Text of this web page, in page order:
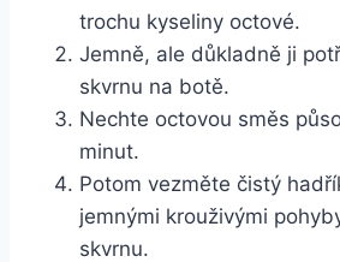
trochu kyseliny octové.
Jemně, ale důkladně ji
skvrnu na botě.
Nechte octovou směs
minut.
Potom​ vezměte čistý
jemnými krouživými
skvrnu.